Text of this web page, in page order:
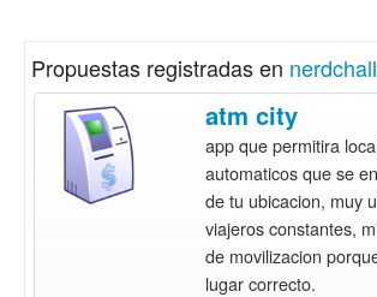
Propuestas registradas en
atm city
app que permitira
automaticos que se
de tu ubicacion, muy
viajeros constantes,
de movilizacion
lugar correcto.